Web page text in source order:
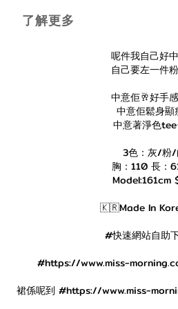
了解更多
呢件我自己好
自己要左一件
中意佢🥂好手
中意佢鬆身顯
中意著淨色
3色：灰/粉/
胸：110 長：
Model:161cm
🇰🇷Made In
#快速網站自助下
#https://www.miss-
裙係呢到 #https://www.miss-